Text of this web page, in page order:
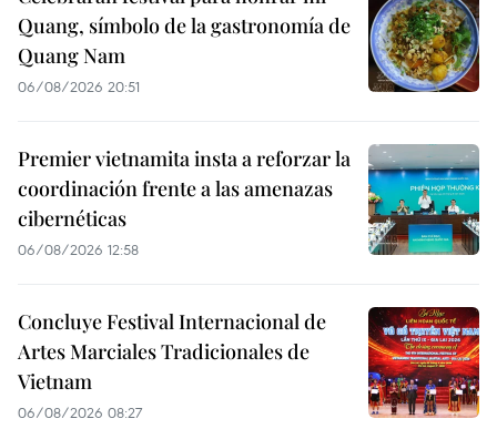
Quang, símbolo de la gastronomía de
Quang Nam
06/08/2026 20:51
Premier vietnamita insta a reforzar la
coordinación frente a las amenazas
cibernéticas
06/08/2026 12:58
Concluye Festival Internacional de
Artes Marciales Tradicionales de
Vietnam
06/08/2026 08:27